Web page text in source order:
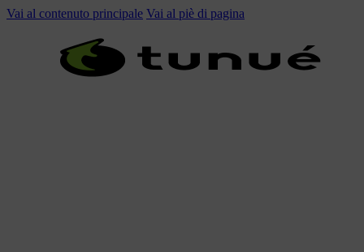
Vai al contenuto principale Vai al piè di pagina